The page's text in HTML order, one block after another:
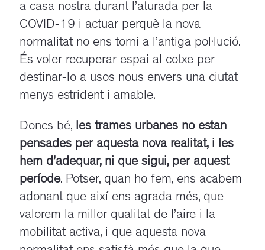
a casa nostra durant l’aturada per la
COVID-19 i actuar perquè la nova
normalitat no ens torni a l’antiga pol·lució.
És voler recuperar espai al cotxe per
destinar-lo a usos nous envers una ciutat
menys estrident i amable.
Doncs bé, les trames urbanes no estan
pensades per aquesta nova realitat, i les
hem d’adequar, ni que sigui, per aquest
període. Potser, quan ho fem, ens acabem
adonant que així ens agrada més, que
valorem la millor qualitat de l’aire i la
mobilitat activa, i que aquesta nova